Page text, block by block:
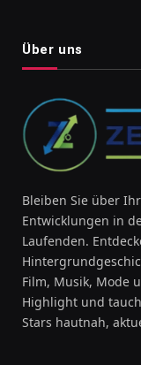
Über uns
Bleiben Sie über
Entwicklungen in
Laufenden.
Film, Musik, Mode
Highlight und
Stars hautnah,